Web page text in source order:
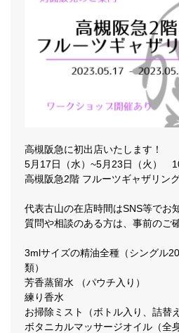
高槻阪急に初出店いたします！
5月17日（水）~5月23日（火）
高槻阪急2階 フルーツギャザリン
代表古山の在店時間はSNS等でお
質問や相談のある方は、事前のご
3mlサイズの精油全種（シングル
類）
芳香蒸留水 （パウチ入り）
練り香水
お掃除ミスト（ボトル入り、詰替
ボタニカルマッサージオイル（全